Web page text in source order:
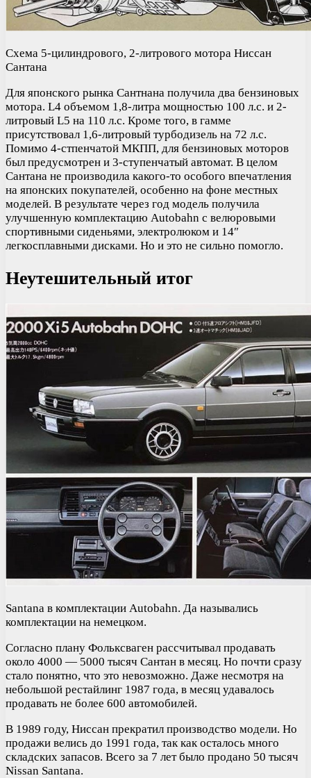
Схема 5-цилиндрового, 2-литрового мотора Ниссан
Сантана
Для японского рынка Сантнана получила два бензиновых
мотора. L4 объемом 1,8-литра мощностью 100 л.с. и 2-
литровый L5 на 110 л.с. Кроме того, в гамме
присутствовал 1,6-литровый турбодизель на 72 л.с.
Помимо 4-стпенчатой МКПП, для бензиновых моторов
был предусмотрен и 3-ступенчатый автомат. В целом
Сантана не производила какого-то особого впечатления
на японских покупателей, особенно на фоне местных
моделей. В результате через год модель получила
улучшенную комплектацию Autobahn с велюровыми
спортивными сиденьями, электролюком и 14″
легкосплавными дисками. Но и это не сильно помогло.
Неутешительный итог
Santana в комплектации Autobahn. Да назывались
комплектации на немецком.
Согласно плану Фольксваген рассчитывал продавать
около 4000 — 5000 тысяч Сантан в месяц. Но почти сразу
стало понятно, что это невозможно. Даже несмотря на
небольшой рестайлинг 1987 года, в месяц удавалось
продавать не более 600 автомобилей.
В 1989 году, Ниссан прекратил производство модели. Но
продажи велись до 1991 года, так как осталось много
складских запасов. Всего за 7 лет было продано 50 тысяч
Nissan Santana.